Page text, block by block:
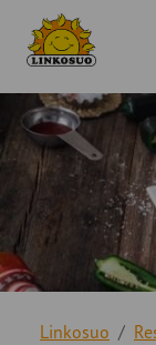
Linkosuo